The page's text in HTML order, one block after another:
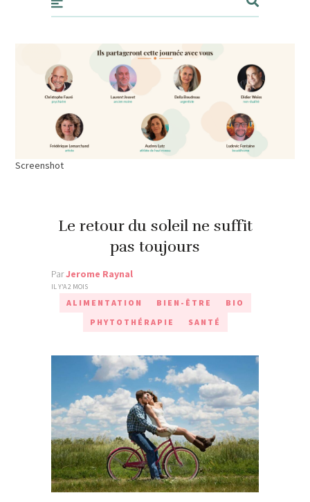
Screenshot
Le retour du soleil ne suffit
pas toujours
ParJerome Raynal
IL Y'A 2 MOIS
ALIMENTATION BIEN-ÊTRE
BIO
PHYTOTHÉRAPIE
SANTÉ